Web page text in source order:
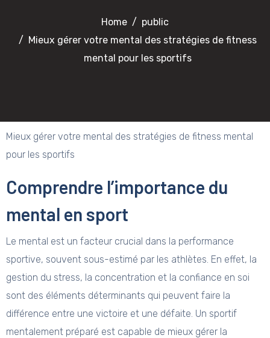
Home
public
Mieux gérer votre mental des stratégies de fitness
mental pour les sportifs
Mieux gérer votre mental des stratégies de fitness mental
pour les sportifs
Comprendre l’importance du
mental en sport
Le mental est un facteur crucial dans la performance
sportive, souvent sous-estimé par les athlètes. En effet, la
gestion du stress, la concentration et la confiance en soi
sont des éléments déterminants qui peuvent faire la
différence entre une victoire et une défaite. Un sportif
mentalement préparé est capable de mieux gérer la